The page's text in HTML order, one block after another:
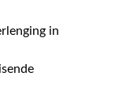
in